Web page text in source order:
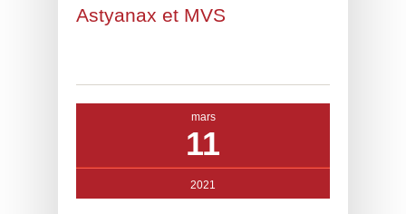
Astyanax et MVS
mars
11
2021